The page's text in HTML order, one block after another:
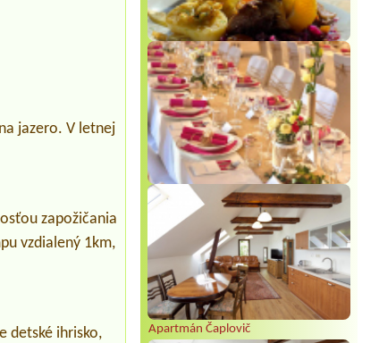
Apartmán Čaplovič
jazero. V letnej
zapožičania
vzdialený 1km,
detské ihrisko,